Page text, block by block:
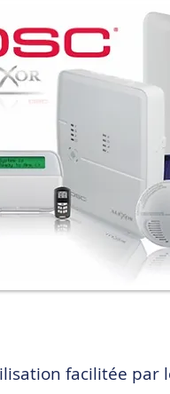
facilitée par